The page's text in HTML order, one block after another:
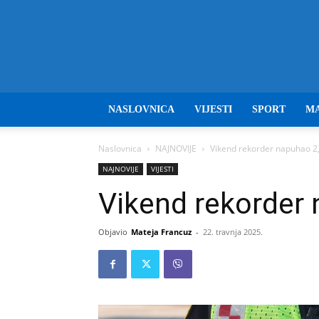
NASLOVNICA VIJESTI SPORT
Naslovnica NAJNOVIJE Vikend rekorder napuhao
NAJNOVIJE VIJESTI
Vikend rekorder
Objavio Mateja Francuz - 22. travnja 2025.